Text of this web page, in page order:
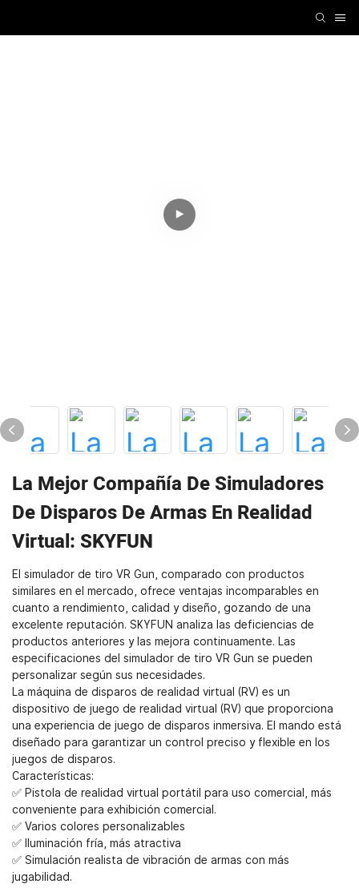
La Mejor Compañía De Simuladores
De Disparos De Armas En Realidad
Virtual: SKYFUN
El simulador de tiro VR Gun, comparado con productos
similares en el mercado, ofrece ventajas incomparables en
cuanto a rendimiento, calidad y diseño, gozando de una
excelente reputación. SKYFUN analiza las deficiencias de
productos anteriores y las mejora continuamente. Las
especificaciones del simulador de tiro VR Gun se pueden
personalizar según sus necesidades.
La máquina de disparos de realidad virtual (RV) es un
dispositivo de juego de realidad virtual (RV) que proporciona
una experiencia de juego de disparos inmersiva. El mando está
diseñado para garantizar un control preciso y flexible en los
juegos de disparos.
Características:
✅ Pistola de realidad virtual portátil para uso comercial, más
conveniente para exhibición comercial.
✅ Varios colores personalizables
✅ Iluminación fría, más atractiva
✅ Simulación realista de vibración de armas con más
jugabilidad.